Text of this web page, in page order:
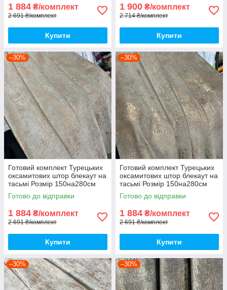
1 884 ₴/комплект
2 691 ₴/комплект
Купити
1 900 ₴/комплект
2 714 ₴/комплект
Купити
–30%
Готовий комплект Турецьких
оксамитових штор блекаут на
тасьмі Розмір 150на280см
Колір холодний беж
Готово до відправки
1 884 ₴/комплект
2 691 ₴/комплект
Купити
–30%
Готовий комплект Турецьких
оксамитових штор блекаут на
тасьмі Розмір 150на280см
Колір теплий беж
Готово до відправки
1 884 ₴/комплект
2 691 ₴/комплект
Купити
–30% –30%